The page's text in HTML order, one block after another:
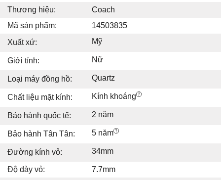
Thương hiệu:
Coach
Mã sản phẩm:
14503835
Xuất xứ:
Mỹ
Giới tính: Nữ
Loại máy đồng hồ: Quartz
Chất liệu mặt kính: Kính khoáng
Bảo hành quốc tế: 2 năm
Bảo hành Tân Tân: 5 năm
Đường kính vỏ: 34mm
Độ dày vỏ:
7.7mm